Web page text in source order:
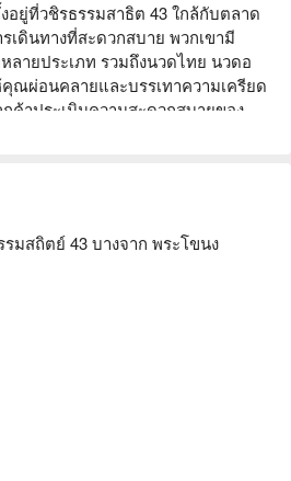
อยู่ที่วชิรธรรมสาธิต 43 ใกล้กับตลาด
เดินทางที่สะดวกสบาย พวกเขามี
ายประเภท รวมถึงนวดไทย นวดอ
ณผ่อนคลายและบรรเทาความเครียด
ค้าประเมินความสะดวกสบายของ
อนักเดินทางที่มองหาประสบการณ์ที่
& Spa เป็นตัวเลือกที่เหมาะสม
มสถิตย์ 43 บางจาก พระโขนง